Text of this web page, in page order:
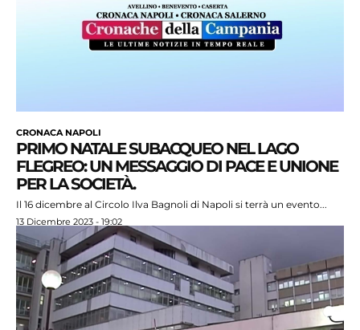
CRONACA NAPOLI
PRIMO NATALE SUBACQUEO NEL LAGO
FLEGREO: UN MESSAGGIO DI PACE E UNIONE
PER LA SOCIETÀ.
Il 16 dicembre al Circolo Ilva Bagnoli di Napoli si terrà un evento...
13 Dicembre 2023 - 19:02